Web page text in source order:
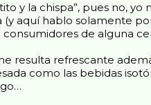
y la chispa”, pues no,
(y aquí hablo solamente
de alguna
resulta refrescante
como las bebidas